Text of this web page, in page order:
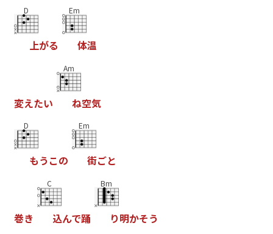
D
上がる
Em
体温
変えたい
Am
ね空気
D
もう この
Em
街ごと
巻き
C
込んで踊
Bm
り明かそう